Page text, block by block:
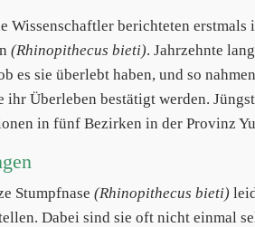
Wissenschaftler berichteten
(Rhinopithecus bieti). Jahrzehnte
es sie überlebt haben, und so
ihr Überleben bestätigt werden.
in fünf Bezirken in der Provinz
Stumpfnase (Rhinopithecus bieti)
Dabei sind sie oft nicht einmal